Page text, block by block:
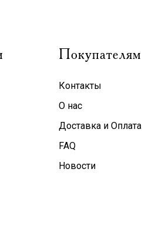
Покупателям
Контакты
О нас
Доставка и Оплата
FAQ
Новости